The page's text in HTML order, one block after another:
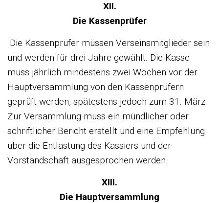
XII.
Die Kassenprüfer
Die Kassenprüfer müssen Verseinsmitglieder sein
und werden für drei Jahre gewählt. Die Kasse
muss jährlich mindestens zwei Wochen vor der
Hauptversammlung von den Kassenprüfern
geprüft werden, spätestens jedoch zum 31. März.
Zur Versammlung muss ein mündlicher oder
schriftlicher Bericht erstellt und eine Empfehlung
über die Entlastung des Kassiers und der
Vorstandschaft ausgesprochen werden.
XIII.
Die Hauptversammlung